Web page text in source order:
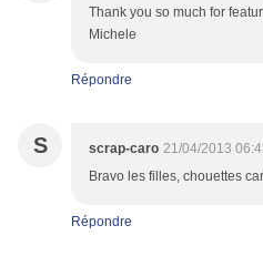
Thank you so much for
Michele
Répondre
S scrap-caro 21/04/2013
Bravo les filles, chouettes
Répondre